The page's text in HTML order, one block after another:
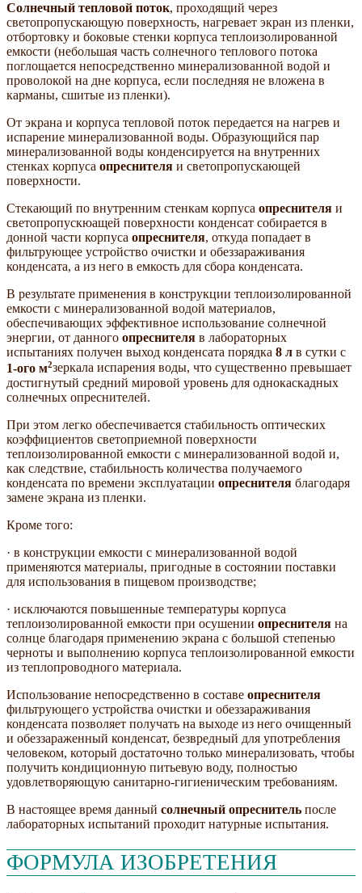
Солнечный тепловой поток, проходящий через
светопропускающую поверхность, нагревает экран из пленки,
отбортовку и боковые стенки корпуса теплоизолированной
емкости (небольшая часть солнечного теплового потока
поглощается непосредственно минерализованной водой и
проволокой на дне корпуса, если последняя не вложена в
карманы, сшитые из пленки).
От экрана и корпуса тепловой поток передается на нагрев и
испарение минерализованной воды. Образующийся пар
минерализованной воды конденсируется на внутренних
стенках корпуса опреснителя и светопропускающей
поверхности.
Стекающий по внутренним стенкам корпуса опреснителя и
светопропускюащей поверхности конденсат собирается в
донной части корпуса опреснителя, откуда попадает в
фильтрующее устройство очистки и обеззараживания
конденсата, а из него в емкость для сбора конденсата.
В результате применения в конструкции теплоизолированной
емкости с минерализованной водой материалов,
обеспечивающих эффективное использование солнечной
энергии, от данного опреснителя в лабораторных
испытаниях получен выход конденсата порядка 8 л в сутки с
1-ого м2зеркала испарения воды, что существенно превышает
достигнутый средний мировой уровень для однокаскадных
солнечных опреснителей.
При этом легко обеспечивается стабильность оптических
коэффициентов светоприемной поверхности
теплоизолированной емкости с минерализованной водой и,
как следствие, стабильность количества получаемого
конденсата по времени эксплуатации опреснителя благодаря
замене экрана из пленки.
Кроме того:
· в конструкции емкости с минерализованной водой
применяются материалы, пригодные в состоянии поставки
для использования в пищевом производстве;
· исключаются повышенные температуры корпуса
теплоизолированной емкости при осушении опреснителя на
солнце благодаря применению экрана с большой степенью
черноты и выполнению корпуса теплоизолированной емкости
из теплопроводного материала.
Использование непосредственно в составе опреснителя
фильтрующего устройства очистки и обеззараживания
конденсата позволяет получать на выходе из него очищенный
и обеззараженный конденсат, безвредный для употребления
человеком, который достаточно только минерализовать, чтобы
получить кондиционную питьевую воду, полностью
удовлетворяющую санитарно-гигиеническим требованиям.
В настоящее время данный солнечный опреснитель после
лабораторных испытаний проходит натурные испытания.
ФОРМУЛА ИЗОБРЕТЕНИЯ